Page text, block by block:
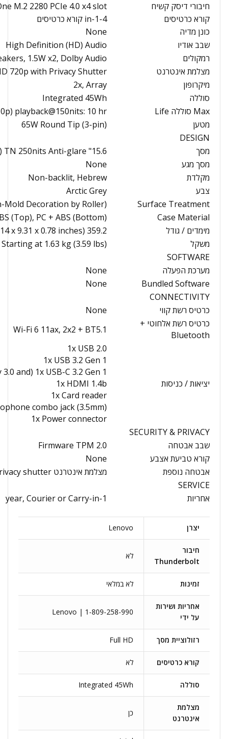
חיבורי דיסק קשיח
M.2 2280 PCIe 4.0 x4 slot
קורא כרטיסים
4-in-1 קורא כרטיסים
כונן מדיה
None
שבב אודיו
High Definition (HD) Audio
רמקולים
1.5W x2, Dolby Audio
מצלמת אינטרנט
720p with Privacy Shutter
מיקרופון
2x, Array
סוללה
Integrated 45Wh
Max סוללה Life
playback@150nits: 10 hr
מטען
65W Round Tip (3-pin)
DESIGN
מסך
15.6" FHD (1920x1080) TN 250nits Anti-glare
מסך מגע
None
מקלדת
Non-backlit, Hebrew
צבע
Arctic Grey
Surface Treatment
Mold Decoration by Roller)
Case Material
(Top), PC + ABS (Bottom)
מימדים / גודל
359.2 x 236.5 x 19.9 mm (14.14 x 9.31 x 0.78 inches)
משקל
Starting at 1.63 kg (3.59 lbs)
SOFTWARE
מערכת הפעלה
None
Bundled Software
None
CONNECTIVITY
כרטיס רשת קווי
None
כרטיס רשת אלחוטי +
Bluetooth
Wi-Fi 6 11ax, 2x2 + BT5.1
יציאות / כניסות
1x USB 2.0
1x USB 3.2 Gen 1
1x USB-C 3.2 Gen 1 (support data transfer, Power Delivery 3.0 and מסךPort 1.2)
1x HDMI 1.4b
1x Card reader
combo jack (3.5mm)
1x Power connector
SECURITY & PRIVACY
שבב אבטחה
Firmware TPM 2.0
קורא טביעת אצבע
None
אבטחה נוספת
מצלמת אינטרנט privacy shutter
SERVICE
אחריות
1-year, Courier or Carry-in
יצרן Lenovo
חיבור
Thunderbolt
לא
זמינות לא במלאי
אחריות ושירות
על ידי
Lenovo | 1-809-258-990
רזולוציית מסך Full HD
קורא כרטיסים לא
סוללה Integrated 45Wh
מצלמת
אינטרנט
כן